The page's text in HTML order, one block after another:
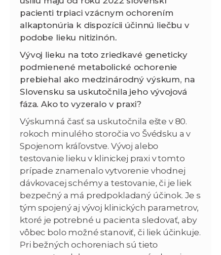
pacienti trpiaci vzácnym ochorením
alkaptonúria k dispozícii účinnú liečbu v
podobe lieku nitizinón.
Vývoj lieku na toto zriedkavé geneticky
podmienené metabolické ochorenie
prebiehal ako medzinárodný výskum, na
Slovensku sa uskutočnila jeho vývojová
fáza. Ako to vyzeralo v praxi?
Výskumná časť sa uskutočnila ešte v 80.
rokoch minulého storočia vo Švédsku a v
Spojenom kráľovstve. Vývoj alebo
testovanie lieku v klinickej praxi v tomto
prípade znamenalo vytvorenie vhodnej
dávkovacej schémy a testovanie, či je liek
bezpečný a má predpokladaný účinok. Je s
tým spojený aj vývoj klinických parametrov,
ktoré je potrebné u pacienta sledovať, aby
vôbec bolo možné stanoviť, či liek účinkuje.
Pri bežných ochoreniach sú tieto